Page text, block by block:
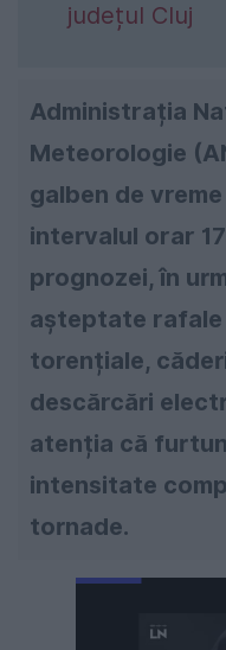
județul Cluj
Administrația
Meteorologie
galben de
intervalul orar
prognozei, în
așteptate
torențiale,
descărcări
atenția că
intensitate
tornade.